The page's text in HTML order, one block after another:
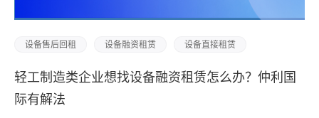
设备售后回租 设备融资租赁 设备直接租赁
轻工制造类企业想找设备融资租赁怎么办？仲利国
际有解法